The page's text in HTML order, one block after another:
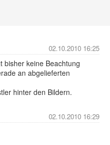
02.10.2010 16:25
bisher keine Beachtung
an abgelieferten
hinter den Bildern.
02.10.2010 16:29